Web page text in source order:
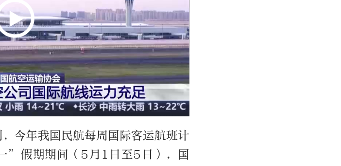
今年我国民航每周国际客运航班计
”假期期间（5月1日至5日），国